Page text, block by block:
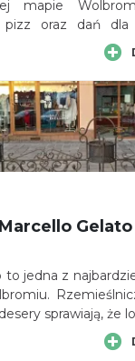
mapie
pizz oraz dań dla
posiłku.
znajomymi,
do domu.
Gelato
to jedna z
sprawiają, że
wśród